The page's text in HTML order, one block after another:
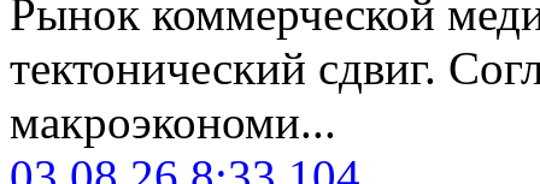
Рынок коммерческой
тектонический сдвиг.
макроэкономи...